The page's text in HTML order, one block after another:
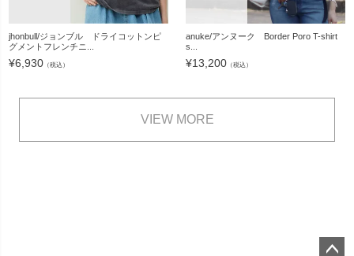
jhonbull/ジョンブル ドライコットンピ
グメントフレンチニ...
¥6,930 （税込）
anuke/アンヌーク Border Poro T-shirt
s...
¥13,200 （税込）
VIEW MORE